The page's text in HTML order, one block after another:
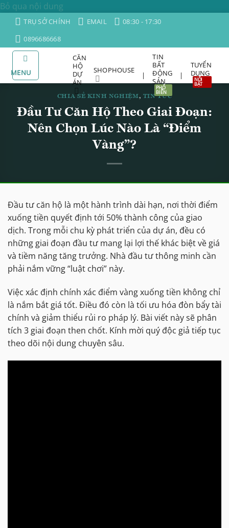
Bỏ qua nội dung
TRỤ SỞ CHÍNH EMAIL
08:30 - 17:30
0896686668
MENU
CĂN
HỘ
DỰ
ÁN
SHOPHOUSE
|
TIN
BẤT
ĐỘNG
SẢN
|
TUYỂN
DỤNG
CHIA SẺ KINH NGHIỆM, TIN TỨC
Đầu Tư Căn Hộ Theo Giai Đoạn:
Nên Chọn Lúc Nào Là “Điểm
Vàng”?
Đầu tư căn hộ là một hành trình dài hạn, nơi thời điểm
xuống tiền quyết định tới 50% thành công của giao
dịch. Trong mỗi chu kỳ phát triển của dự án, đều có
những giai đoạn đầu tư mang lại lợi thế khác biệt về giá
và tiềm năng tăng trưởng. Nhà đầu tư thông minh cần
phải nắm vững “luật chơi” này.
Việc xác định chính xác điểm vàng xuống tiền không chỉ
là nắm bắt giá tốt. Điều đó còn là tối ưu hóa đòn bẩy tài
chính và giảm thiểu rủi ro pháp lý. Bài viết này sẽ phân
tích 3 giai đoạn then chốt. Kính mời quý độc giả tiếp tục
theo dõi nội dung chuyên sâu.